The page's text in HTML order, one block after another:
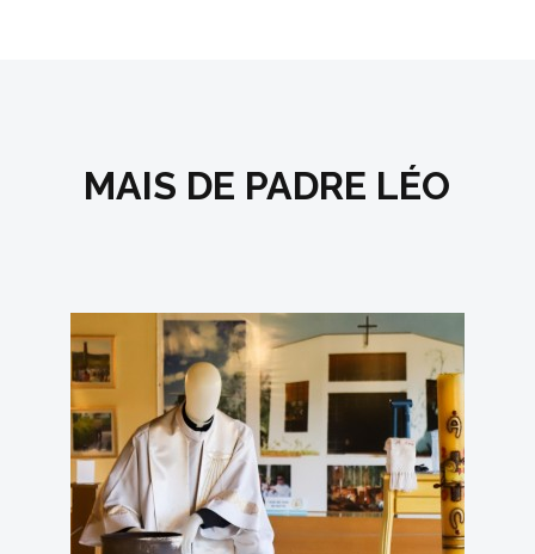
MAIS DE PADRE LÉO